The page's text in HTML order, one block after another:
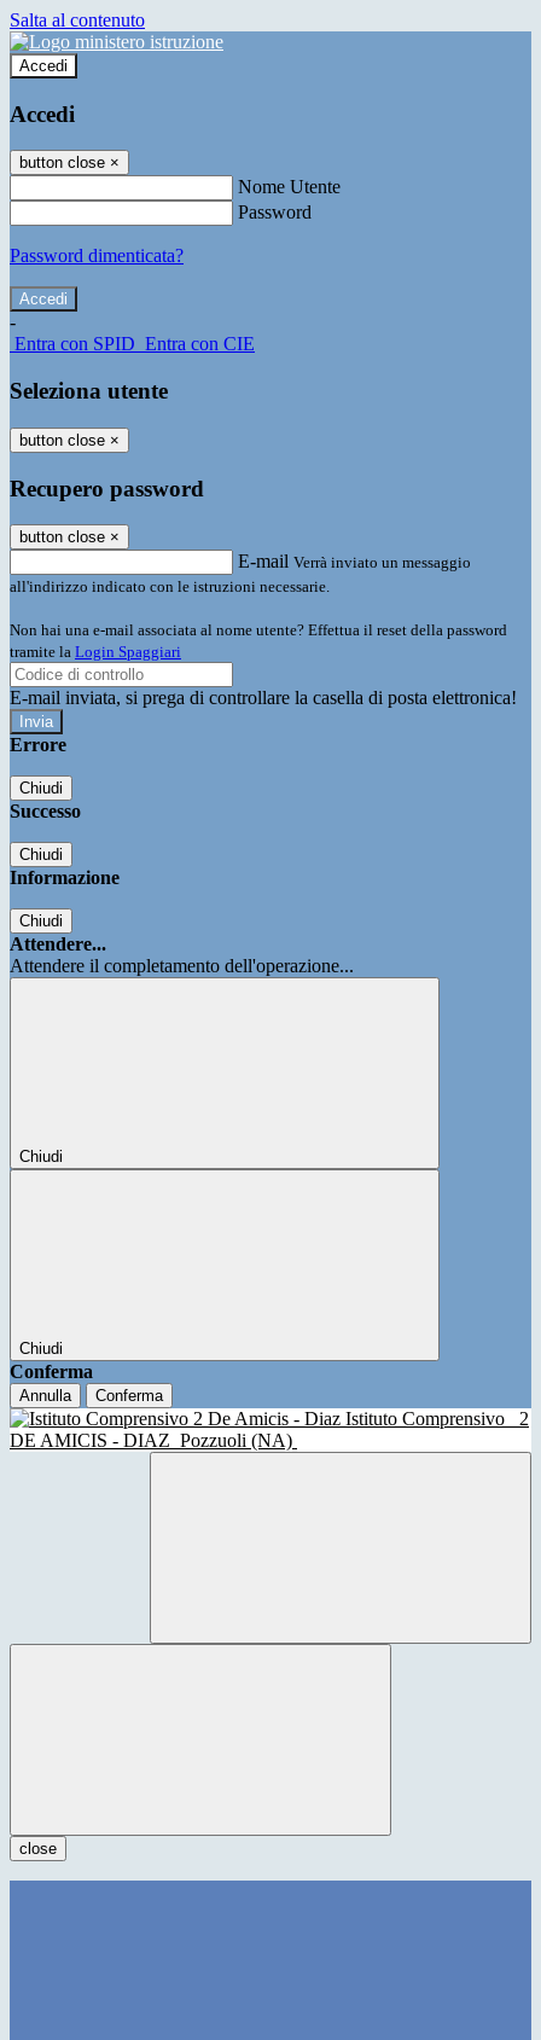
Salta al contenuto
Accedi
Accedi
button close ×
Nome Utente
Password
Password dimenticata?
-
Entra con SPID Entra con CIE
Seleziona utente
button close ×
Recupero password
button close ×
E-mail Verrà inviato un messaggio
all'indirizzo indicato con le istruzioni necessarie.
Non hai una e-mail associata al nome utente? Effettua il reset della password
tramite la Login Spaggiari
E-mail inviata, si prega di controllare la casella di posta elettronica!
Errore
Chiudi
Successo
Chiudi
Informazione
Chiudi
Attendere...
Attendere il completamento dell'operazione...
Chiudi
Chiudi
Conferma
Annulla Conferma
Istituto Comprensivo
2
DE AMICIS - DIAZ Pozzuoli (NA)
close